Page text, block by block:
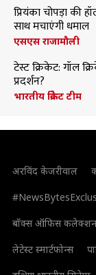
प्रियंका चोपड़ा की
साथ मचाएंगी धमाल
एसएस राजामौली
टेस्ट क्रिकेट: गॉल
प्रदर्शन?
भारतीय क्रिकेट टीम
अरविंद केजरीवाल
बॉक्स ऑफिस कलेक्शन
लेटेस्ट स्मार्टफोन्स